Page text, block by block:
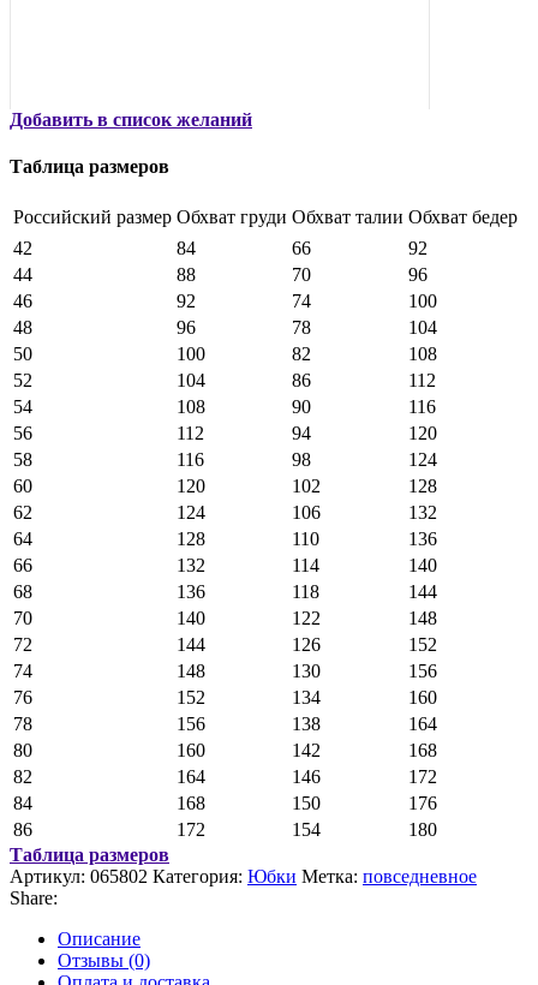
Добавить в список желаний
Таблица размеров
Российский размер Обхват груди Обхват талии Обхват бедер
42
84 66
92
44
88 70
96
46
92 74
100
48
96 78
104
50
100 82
108
52
104 86
112
54
108 90
116
56
112 94
120
58
116 98
124
60
120 102
128
62
124 106
132
64
128 110
136
66
132 114
140
68
136 118
144
70
140 122
148
72
144 126
152
74
148 130
156
76
152 134
160
78
156 138
164
80
160 142
168
82
164 146
172
84
168 150
176
86
172 154
180
Таблица размеров
Артикул: 065802 Категория: Юбки Метка: повседневное
Share:
Описание
Отзывы (0)